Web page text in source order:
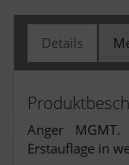
Details
Anger
Erstauflage in